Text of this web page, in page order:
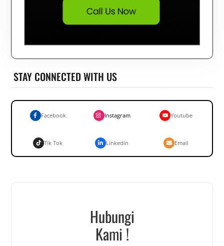
STAY CONNECTED WITH US
Facebook Instagram Youtube
Tik Tok Linkedin Email
Hubungi
Kami !